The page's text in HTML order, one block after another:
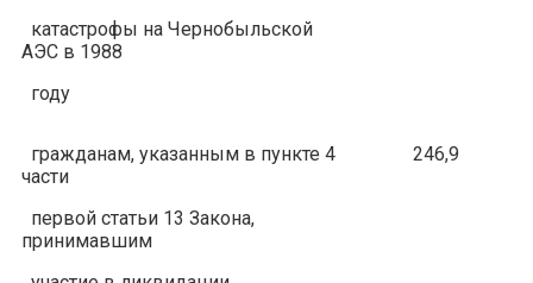
катастрофы на Чернобыльской
АЭС в 1988
году
гражданам, указанным в пункте 4
части
первой статьи 13 Закона,
принимавшим
246,9